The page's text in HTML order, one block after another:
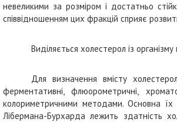
невеликими за розміром і достатньо
співвідношенням цих фракцій сприяє
Виділяється холестерол із
Для визначення вмісту
ферментативні, флюорометричні,
колориметричними методами. Основна їх
Лібермана-Бурхарда лежить здатність